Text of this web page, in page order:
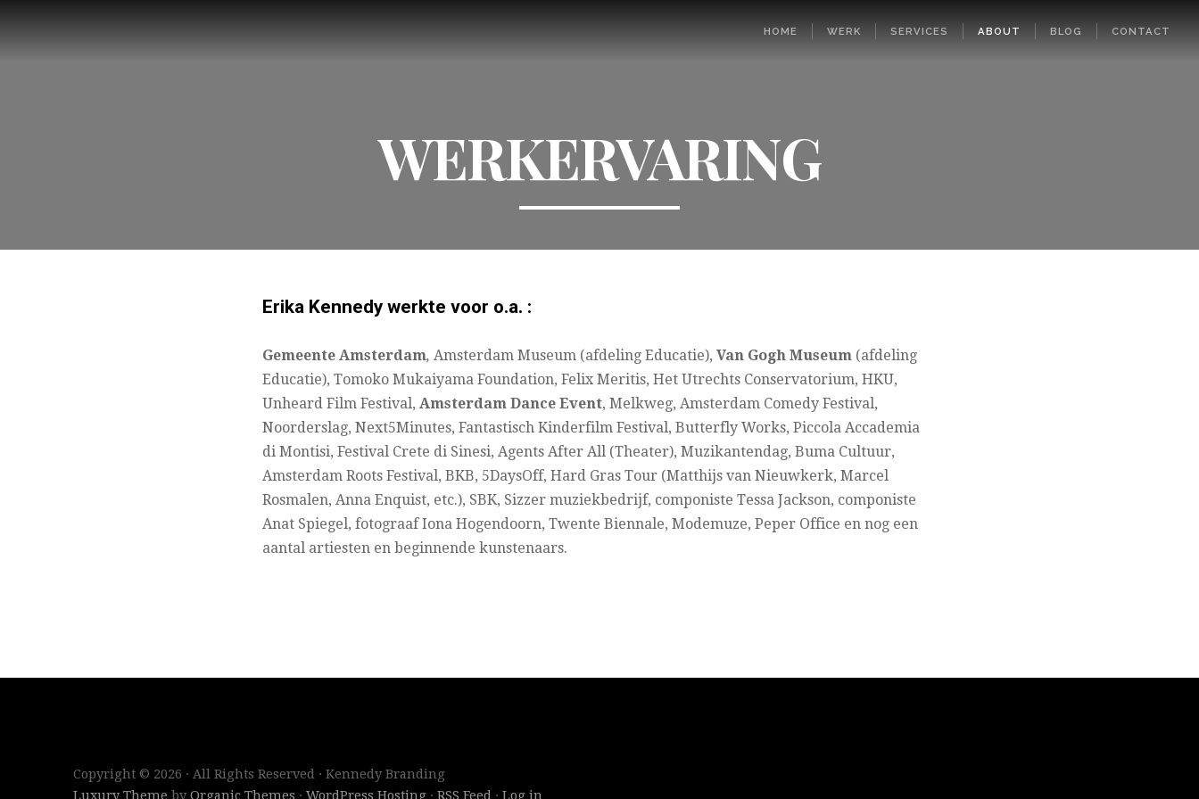
HOME WERK SERVICES ABOUT BLOG CONTACT
WERKERVARING
Erika Kennedy werkte voor o.a. :
Gemeente Amsterdam,Amsterdam Museum (afdeling Educatie),Van Gogh Museum (afdeling
Educatie), Tomoko Mukaiyama Foundation, Felix Meritis, Het Utrechts Conservatorium, HKU,
Unheard Film Festival,Amsterdam Dance Event, Melkweg, Amsterdam Comedy Festival,
Noorderslag, Next5Minutes, Fantastisch Kinderfilm Festival, Butterfly Works, Piccola Accademia
di Montisi, Festival Crete di Sinesi, Agents After All (Theater), Muzikantendag, Buma Cultuur,
Amsterdam Roots Festival, BKB, 5DaysOff, Hard Gras Tour (Matthijs van Nieuwkerk, Marcel
Rosmalen, Anna Enquist, etc.), SBK, Sizzer muziekbedrijf, componiste Tessa Jackson, componiste
Anat Spiegel, fotograaf Iona Hogendoorn, Twente Biennale, Modemuze, Peper Office en nog een
aantal artiesten en beginnende kunstenaars.
Copyright © 2026 · All Rights Reserved · Kennedy Branding
Luxury Theme by Organic Themes · WordPress Hosting · RSS Feed · Log in